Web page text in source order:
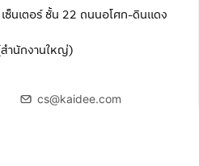
ซ็นเตอร์ ชั้น 22 ถนนอโศก-ดินแดง
ำนักงานใหญ่)
cs@kaidee.com